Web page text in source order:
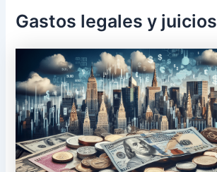
Gastos legales y juicios